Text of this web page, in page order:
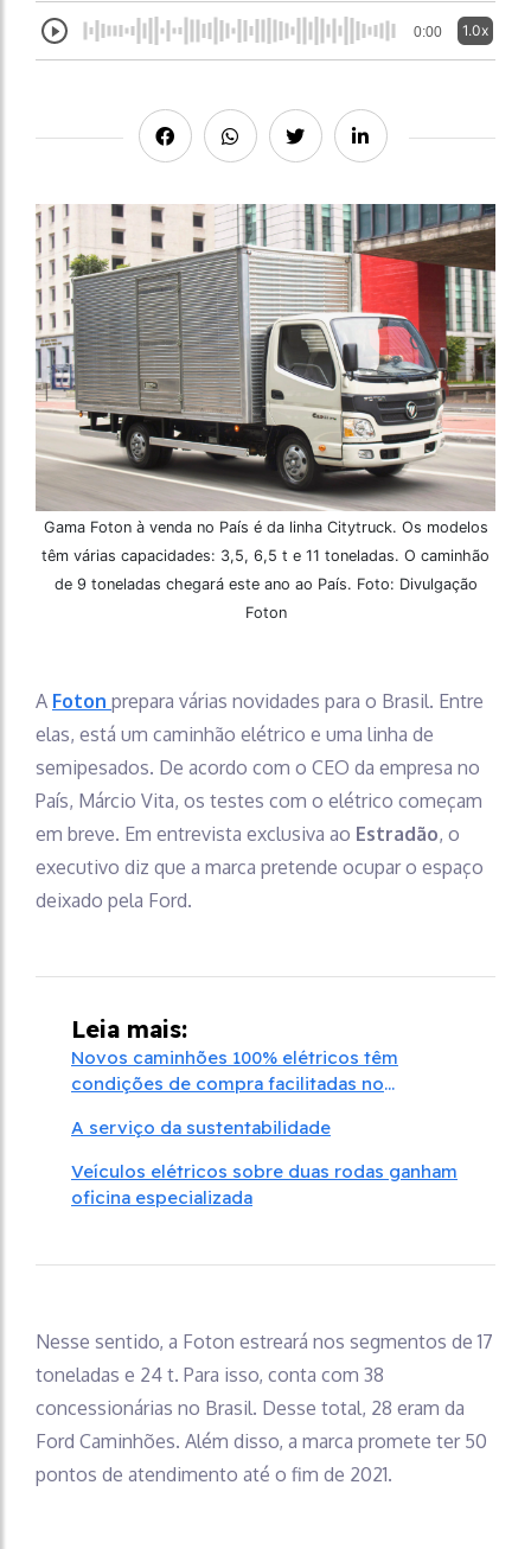
0:00 1.0x
Gama Foton à venda no País é da linha Citytruck. Os modelos
têm várias capacidades: 3,5, 6,5 t e 11 toneladas. O caminhão
de 9 toneladas chegará este ano ao País. Foto: Divulgação
Foton
A Foton prepara várias novidades para o Brasil. Entre
elas, está um caminhão elétrico e uma linha de
semipesados. De acordo com o CEO da empresa no
País, Márcio Vita, os testes com o elétrico começam
em breve. Em entrevista exclusiva ao Estradão, o
executivo diz que a marca pretende ocupar o espaço
deixado pela Ford.
Leia mais:
Novos caminhões 100% elétricos têm
condições de compra facilitadas no
A serviço da sustentabilidade
Veículos elétricos sobre duas rodas ganham
oficina especializada
Nesse sentido, a Foton estreará nos segmentos de 17
toneladas e 24 t. Para isso, conta com 38
concessionárias no Brasil. Desse total, 28 eram da
Ford Caminhões. Além disso, a marca promete ter 50
pontos de atendimento até o fim de 2021.